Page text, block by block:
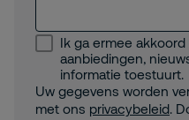
Ik ga ermee
aanbiedingen,
informatie toestuurt.
Uw gegevens worden
met ons privacybeleid.